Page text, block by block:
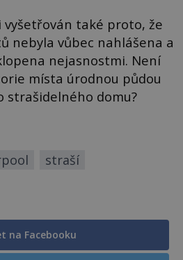
vyšetřován také proto, že
nebyla vůbec nahlášena a
nejasnostmi. Není
místa úrodnou půdou
strašidelného domu?
straší
na Facebooku